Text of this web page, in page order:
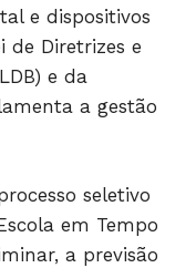
e dispositivos
de Diretrizes e
e da
a gestão
seletivo
em Tempo
a previsão